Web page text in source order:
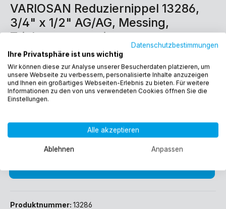
VARIOSAN Reduziernippel 13286,
3/4" x 1/2" AG/AG, Messing,
Trinkwasser geeignet
1,50 €*
Preise inkl. MwSt. zzgl. Versandkosten
Sofort verfügbar, Lieferzeit: 1-3 Werktage (DE)
Produktnummer: 13286
Datenschutzbestimmungen
Ihre Privatsphäre ist uns wichtig
Wir können diese zur Analyse unserer Besucherdaten platzieren, um
unsere Webseite zu verbessern, personalisierte Inhalte anzuzeigen
und Ihnen ein großartiges Webseiten-Erlebnis zu bieten. Für weitere
Informationen zu den von uns verwendeten Cookies öffnen Sie die
Einstellungen.
Alle akzeptieren
Ablehnen Anpassen